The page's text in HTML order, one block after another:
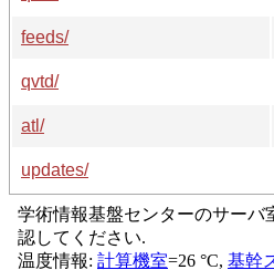
feeds/
qvtd/
atl/
updates/